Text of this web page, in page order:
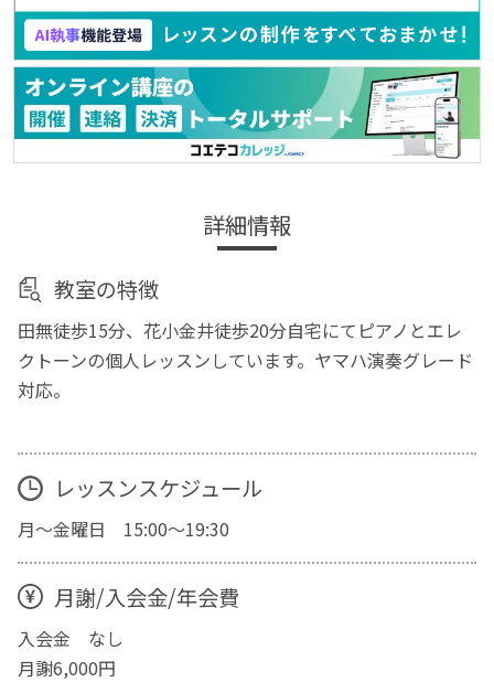
詳細情報
教室の特徴
田無徒歩15分、花小金井徒歩20分自宅にてピアノとエレ
クトーンの個人レッスンしています。ヤマハ演奏グレード
対応。
レッスンスケジュール
月〜金曜日 15:00〜19:30
月謝/入会金/年会費
入会金 なし
月謝6,000円